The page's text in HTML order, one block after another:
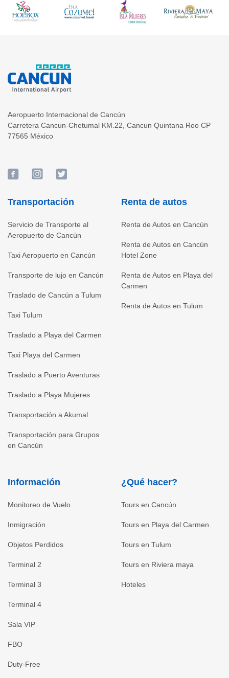
Aeropuerto Internacional de Cancún
Carretera Cancun-Chetumal KM.22 Cancun Quintana Roo CP
77565 México
Transportación
Servicio de Transporte al
Aeropuerto de Cancún
Taxi Aeropuerto en Cancún
Transporte de lujo en Cancún
Traslado de Cancún a Tulum
Taxi Tulum
Traslado a Playa del Carmen
Taxi Playa del Carmen
Traslado a Puerto Aventuras
Traslado a Playa Mujeres
Transportación a Akumal
Transportación para Grupos
en Cancún
Renta de autos
Renta de Autos en Cancún
Renta de Autos en Cancún
Hotel Zone
Renta de Autos en Playa del
Carmen
Renta de Autos en Tulum
Información
Monitoreo de Vuelo
Inmigración
Objetos Perdidos
Terminal 2
Terminal 3
Terminal 4
Sala VIP
FBO
Duty-Free
¿Qué hacer?
Tours en Cancún
Tours en Playa del Carmen
Tours en Tulum
Tours en Riviera maya
Hoteles